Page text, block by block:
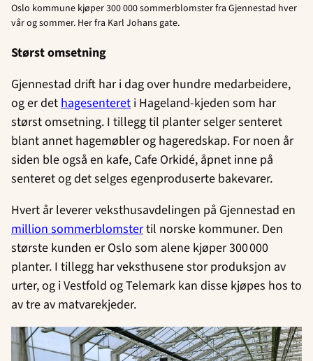
Oslo kommune kjøper 300 000 sommerblomster fra Gjennestad hver
vår og sommer. Her fra Karl Johans gate.
Størst omsetning
Gjennestad drift har i dag over hundre medarbeidere,
og er det hagesenteret i Hageland-kjeden som har
størst omsetning. I tillegg til planter selger senteret
blant annet hagemøbler og hageredskap. For noen år
siden ble også en kafe, Cafe Orkidé, åpnet inne på
senteret og det selges egenproduserte bakevarer.
Hvert år leverer veksthusavdelingen på Gjennestad en
million sommerblomstertil norske kommuner. Den
største kunden er Oslo som alene kjøper 300 000
planter. I tillegg har veksthusene stor produksjon av
urter, og i Vestfold og Telemark kan disse kjøpes hos to
av tre av matvarekjeder.